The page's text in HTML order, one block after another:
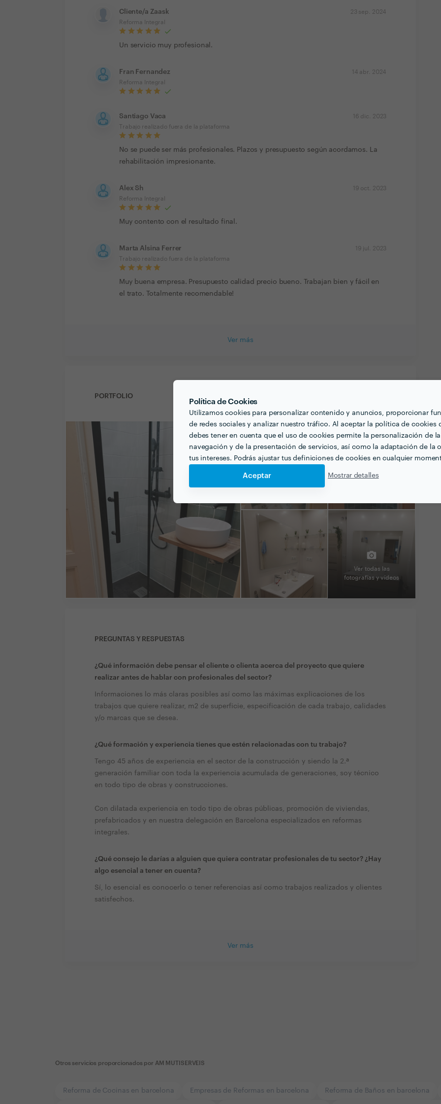
Política de Cookies
Utilizamos cookies para personalizar contenido y anuncios, proporcionar
de redes sociales y analizar nuestro tráfico. Al aceptar la política de cookies
debes tener en cuenta que el uso de cookies permite la personalización de la
navegación y de la presentación de servicios, así como la adaptación de la
tus intereses. Podrás ajustar tus definiciones de cookies en cualquier
Aceptar Mostrar detalles
Cliente/a Zaask
Reforma Integral
23 sep. 2024
Un servicio muy profesional.
Fran Fernandez
Reforma Integral
14 abr. 2024
Santiago Vaca
Trabajo realizado fuera de la plataforma
16 dic. 2023
No se puede ser más profesionales. Plazos y presupuesto según acordamos. La
rehabilitación impresionante.
Alex Sh
Reforma Integral
19 oct. 2023
Muy contento con el resultado final.
Marta Alsina Ferrer
Trabajo realizado fuera de la plataforma
19 jul. 2023
Muy buena empresa. Presupuesto calidad precio bueno. Trabajan bien y fácil en
el trato. Totalmente recomendable!
Ver más
PORTFOLIO
Ver todas las
fotografías y vídeos
PREGUNTAS Y RESPUESTAS
¿Qué información debe pensar el cliente o clienta acerca del proyecto que quiere
realizar antes de hablar con profesionales del sector?
Informaciones lo más claras posibles así como las máximas explicaciones de los
trabajos que quiere realizar, m2 de superficie, especificación de cada trabajo, calidades
y/o marcas que se desea.
¿Qué formación y experiencia tienes que estén relacionadas con tu trabajo?
Tengo 45 años de experiencia en el sector de la construcción y siendo la 2.ª
generación familiar con toda la experiencia acumulada de generaciones, soy técnico
en todo tipo de obras y construcciones.
Con dilatada experiencia en todo tipo de obras públicas, promoción de viviendas,
prefabricados y en nuestra delegación en Barcelona especializados en reformas
integrales.
¿Qué consejo le darías a alguien que quiera contratar profesionales de tu sector? ¿Hay
algo esencial a tener en cuenta?
Sí, lo esencial es conocerlo o tener referencias así como trabajos realizados y clientes
satisfechos.
Ver más
Otros servicios proporcionados por AM MUTISERVEIS
Reforma de Cocinas en barcelona Empresas de Reformas en barcelona Reforma de Baños en barcelona